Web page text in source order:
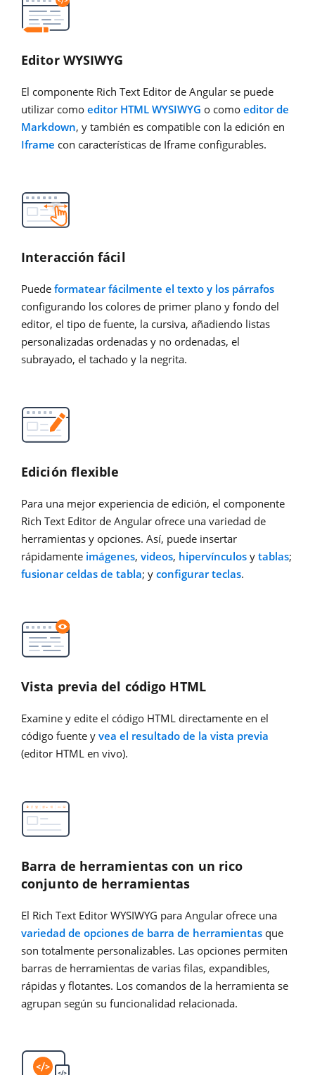
Editor WYSIWYG
El componente Rich Text Editor de Angular se puede
utilizar como editor HTML WYSIWYG o como editor de
Markdown, y también es compatible con la edición en
Iframe con características de Iframe configurables.
Interacción fácil
Puede formatear fácilmente el texto y los párrafos
configurando los colores de primer plano y fondo del
editor, el tipo de fuente, la cursiva, añadiendo listas
personalizadas ordenadas y no ordenadas, el
subrayado, el tachado y la negrita.
Edición flexible
Para una mejor experiencia de edición, el componente
Rich Text Editor de Angular ofrece una variedad de
herramientas y opciones. Así, puede insertar
rápidamente imágenes, videos, hipervínculos y tablas;
fusionar celdas de tabla; y configurar teclas.
Vista previa del código HTML
Examine y edite el código HTML directamente en el
código fuente y vea el resultado de la vista previa
(editor HTML en vivo).
Barra de herramientas con un rico
conjunto de herramientas
El Rich Text Editor WYSIWYG para Angular ofrece una
variedad de opciones de barra de herramientas que
son totalmente personalizables. Las opciones permiten
barras de herramientas de varias filas, expandibles,
rápidas y flotantes. Los comandos de la herramienta se
agrupan según su funcionalidad relacionada.